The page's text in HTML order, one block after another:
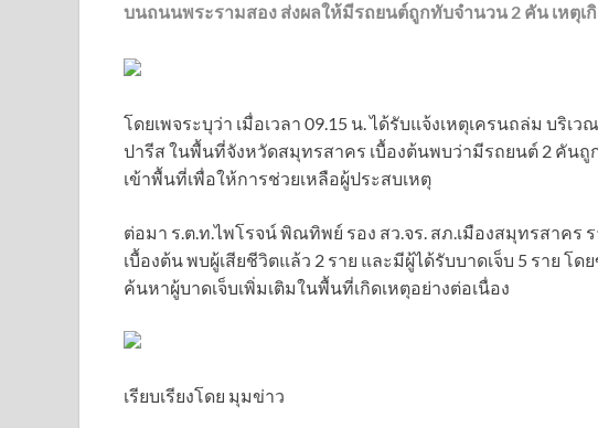
บนถนนพระรามสอง ส่งผลให้มีรถยนต์ถูกทับจำนวน 2 คัน เหตุ
โดยเพจระบุว่า เมื่อเวลา 09.15 น. ได้รับแจ้งเหตุเครนถล่ม บริ
ปารีส ในพื้นที่จังหวัดสมุทรสาคร เบื้องต้นพบว่ามีรถยนต์ 2 คันถู
เข้าพื้นที่เพื่อให้การช่วยเหลือผู้ประสบเหตุ
ต่อมา ร.ต.ท.ไพโรจน์ พิณทิพย์ รอง สว.จร. สภ.เมืองสมุทรสาคร
เบื้องต้น พบผู้เสียชีวิตแล้ว 2 ราย และมีผู้ได้รับบาดเจ็บ 5 ราย โ
ค้นหาผู้บาดเจ็บเพิ่มเติมในพื้นที่เกิดเหตุอย่างต่อเนื่อง
เรียบเรียงโดย มุมข่าว